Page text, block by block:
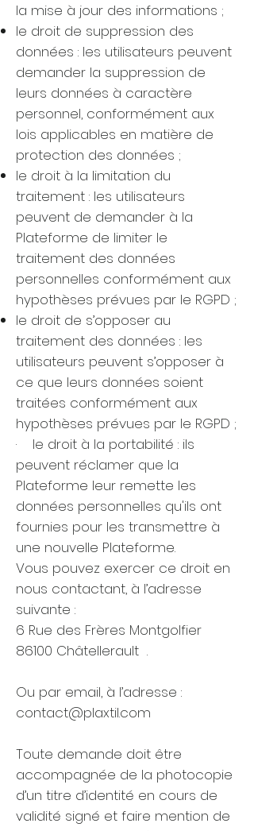
la mise à jour des informations ;
le droit de suppression des
données : les utilisateurs peuvent
demander la suppression de
leurs données à caractère
personnel, conformément aux
lois applicables en matière de
protection des données ;
le droit à la limitation du
traitement : les utilisateurs
peuvent de demander à la
Plateforme de limiter le
traitement des données
personnelles conformément aux
hypothèses prévues par le RGPD ;
le droit de s’opposer au
traitement des données : les
utilisateurs peuvent s’opposer à
ce que leurs données soient
traitées conformément aux
hypothèses prévues par le RGPD ;
· le droit à la portabilité : ils
peuvent réclamer que la
Plateforme leur remette les
données personnelles qu'ils ont
fournies pour les transmettre à
une nouvelle Plateforme.
Vous pouvez exercer ce droit en
nous contactant, à l’adresse
suivante :
6 Rue des Frères Montgolfier
86100 Châtellerault .
Ou par email, à l’adresse :
contact@plaxtil.com
Toute demande doit être
accompagnée de la photocopie
d’un titre d’identité en cours de
validité signé et faire mention de